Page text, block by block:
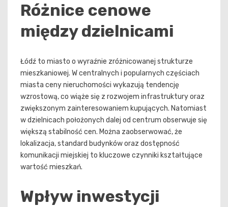
Różnice cenowe
między dzielnicami
Łódź to miasto o wyraźnie zróżnicowanej strukturze
mieszkaniowej. W centralnych i popularnych częściach
miasta ceny nieruchomości wykazują tendencję
wzrostową, co wiąże się z rozwojem infrastruktury oraz
zwiększonym zainteresowaniem kupujących. Natomiast
w dzielnicach położonych dalej od centrum obserwuje się
większą stabilność cen. Można zaobserwować, że
lokalizacja, standard budynków oraz dostępność
komunikacji miejskiej to kluczowe czynniki kształtujące
wartość mieszkań.
Wpływ inwestycji